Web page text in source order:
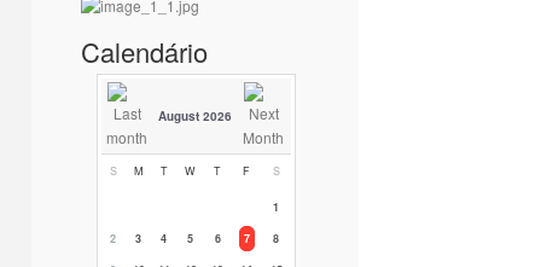
Calendário
August 2026
S M T W T F S
1
2
3 4 5 6 7
8